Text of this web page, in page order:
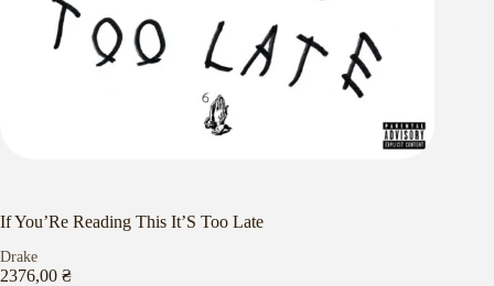
If You’Re Reading This It’S Too Late
Drake
2376,00 ₴